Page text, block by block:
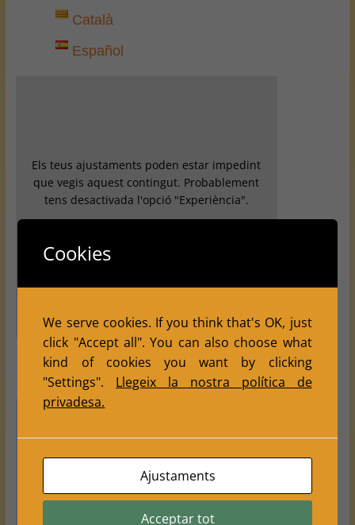
Català
Español
Els teus ajustaments poden estar impedint
que vegis aquest contingut. Probablement
tens desactivada l'opció "Experiència".
Els teus ajustaments poden estar impedint que vegis
aquest contingut. Probablement tens desactivada
Cookies
We serve cookies. If you think that's OK, just
click "Accept all". You can also choose what
kind of cookies you want by clicking
"Settings". Llegeix la nostra política de
privadesa.
Ajustaments
Acceptar tot